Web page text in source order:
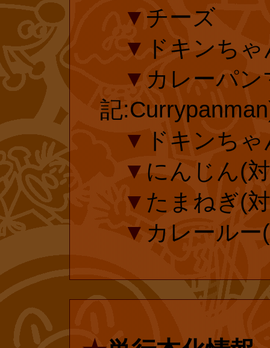
▼チーズ
▼ドキンちゃ
▼カレーパン
記
▼ドキンちゃ
▼にんじん(
▼たまねぎ(
▼カレールー